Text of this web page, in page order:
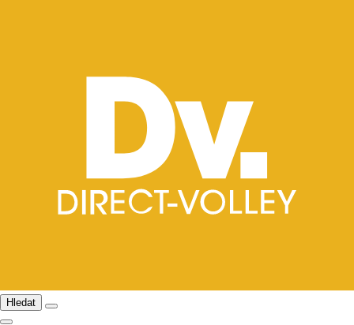
Hledat